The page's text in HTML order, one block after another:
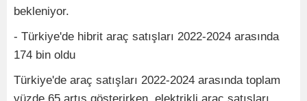
bekleniyor.
- Türkiye'de hibrit araç satışları 2022-2024 arasında
174 bin oldu
Türkiye'de araç satışları 2022-2024 arasında toplam
yüzde 65 artış gösterirken, elektrikli araç satışları